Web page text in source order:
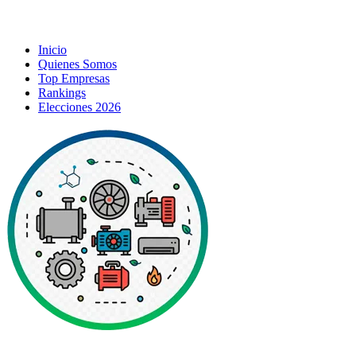
Inicio
Quienes Somos
Top Empresas
Rankings
Elecciones 2026